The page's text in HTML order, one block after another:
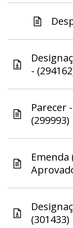
-
Parecer
(299993)
Emenda
(301433)